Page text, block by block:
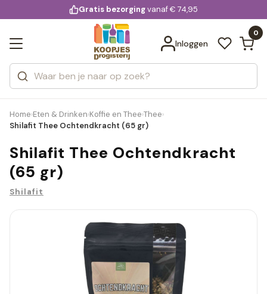
voor 20:00 uur besteld
Gratis bezorgingvanaf € 74,95
Inloggen
0
Zoeken
Categorieën
Merken
Bekijk alle resultaten
Home›Eten & Drinken›Koffie en Thee›Thee›
Shilafit Thee Ochtendkracht (65 gr)
Shilafit Thee Ochtendkracht
(65 gr)
Shilafit